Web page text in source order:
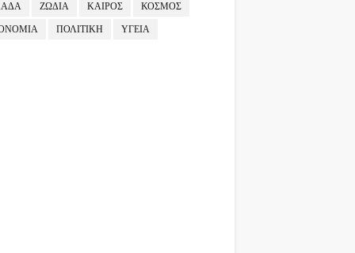
ΖΩΔΙΑ ΚΑΙΡΟΣ ΚΟΣΜΟΣ
ΠΟΛΙΤΙΚΗ ΥΓΕΙΑ